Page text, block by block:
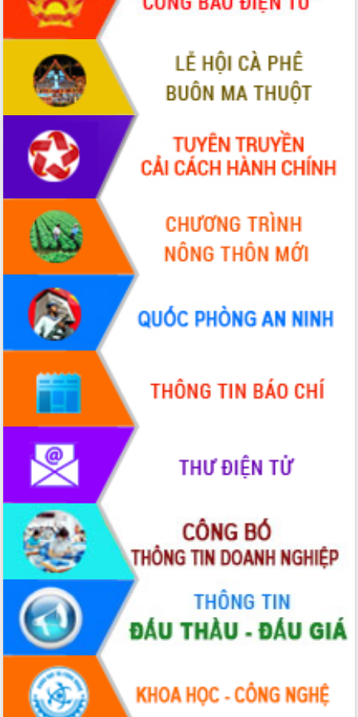
món ăn từ sầu riêng
Đắk Lắk công bố Quy hoạch và xúc
tiến đầu tư tỉnh
Ngành cá ngừ Đắk Lắk chủ động thích
ứng để giữ vững thị trường xuất khẩu
Diễn đàn Kinh tế tư nhân Việt Nam đột
phá cơ chế - Hợp tác công tư
Đề án 06 tạo bước ngoặt đột phá trong
cải cách hành chính tỉnh Đắk Lắk
Kết nối tour, đẩy mạnh chuyển đổi số
để phát triển du lịch Đắk Lắk
Khởi động Dự án Đầu tư xây dựng hạ
tầng kỹ thuật Cụm công nghiệp Tân
Tiến
Gặp mặt các cơ quan báo chí nhân Kỷ
niệm 101 năm Ngày Báo chí Cách
mạng Việt Nam
Đắk Lắk sơ kết 4 năm triển khai thực
hiện Đề án 06 của Chính phủ
Họp báo thông tin về Hội nghị Công bố
Quy hoạch và Xúc tiến đầu tư tỉnh Đắk
Khơi thông điểm nghẽn, đẩy nhanh
giải ngân vốn khắc phục thiên tai
HĐND tỉnh thông qua điều chỉnh Quy
hoạch tỉnh thời kỳ 2021-2030
Hội thảo góp ý hồ sơ điều chỉnh quy
hoạch tỉnh Đắk Lắk thời kỳ 2021-2030,
tầm nhìn đến năm 2050
Nâng cao hiệu quả hoạt động của các
doanh nghiệp nhà nước
Hội nghị triển khai kết nối mạng
truyền số liệu chuyên dùng phục vụ cơ
quan Đảng, Nhà nước
Lễ phát động chuỗi hoạt động chung
tay làm sạch môi trường
Xã Ea Kar bước chuyển mình trong
công tác cải cách hành chính mô hình
UBND tỉnh họp báo định kỳ tháng 4
năm 2026